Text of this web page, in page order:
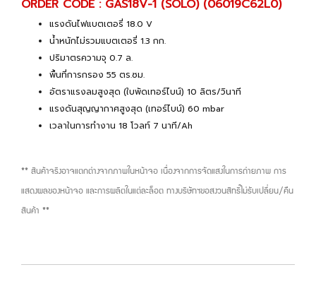
ORDER CODE : GAS18V-1 (SOLO) (06019C62L0)
แรงดันไฟแบตเตอรี่ 18.0 V
น้ำหนักไม่รวมแบตเตอรี่ 1.3 กก.
ปริมาตรความจุ 0.7 ล.
พื้นที่การกรอง 55 ตร.ซม.
อัตราแรงลมสูงสุด (ใบพัดเทอร์ไบน์) 10 ลิตร/วินาที
แรงดันสุญญากาศสูงสุด (เทอร์ไบน์) 60 mbar
เวลาในการทำงาน 18 โวลท์ 7 นาที/Ah
** สินค้าจริงอาจแตกต่างจากภาพในหน้าจอ เนื่องจากการจัดแสงในการถ่ายภาพ การ
แสดงผลของหน้าจอ และการผลิตในแต่ละล็อต ทางบริษัทฯขอสงวนสิทธิ์ไม่รับเปลี่ยน/คืน
สินค้า **